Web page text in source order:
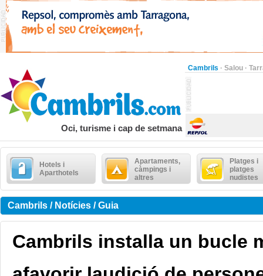
Cambrils · Salou ·
Oci, turisme i cap de setmana
Hotels i
Aparthotels
Apartaments,
càmpings i
altres
Platges i
platges
nudistes
Cambrils / Notícies / Guia
Cambrils installa un bucle